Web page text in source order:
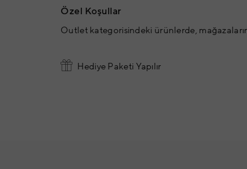
Özel Koşullar
Outlet kategorisindeki ürünlerde,
Hediye Paketi Yapılır